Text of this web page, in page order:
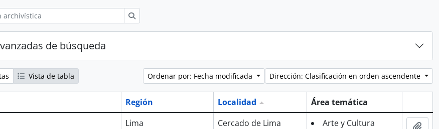
de búsqueda
Vista de tabla Ordenar por: Fecha modificada Dirección: Clasificación en orden ascendente
Región Localidad
Área temática
Lima Cercado de Lima
Arte y Cultura